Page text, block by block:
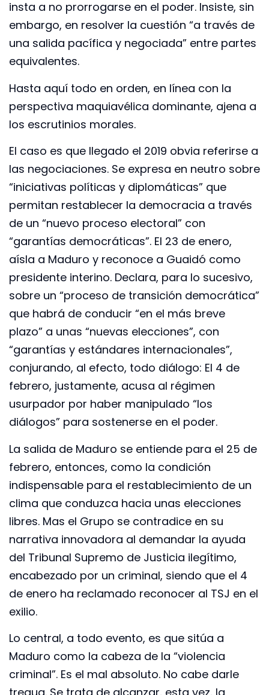
insta a no prorrogarse en el poder. Insiste, sin
embargo, en resolver la cuestión “a través de
una salida pacífica y negociada” entre partes
equivalentes.
Hasta aquí todo en orden, en línea con la
perspectiva maquiavélica dominante, ajena a
los escrutinios morales.
El caso es que llegado el 2019 obvia referirse a
las negociaciones. Se expresa en neutro sobre
“iniciativas políticas y diplomáticas” que
permitan restablecer la democracia a través
de un “nuevo proceso electoral” con
“garantías democráticas”. El 23 de enero,
aísla a Maduro y reconoce a Guaidó como
presidente interino. Declara, para lo sucesivo,
sobre un “proceso de transición democrática”
que habrá de conducir “en el más breve
plazo” a unas “nuevas elecciones”, con
“garantías y estándares internacionales”,
conjurando, al efecto, todo diálogo: El 4 de
febrero, justamente, acusa al régimen
usurpador por haber manipulado “los
diálogos” para sostenerse en el poder.
La salida de Maduro se entiende para el 25 de
febrero, entonces, como la condición
indispensable para el restablecimiento de un
clima que conduzca hacia unas elecciones
libres. Mas el Grupo se contradice en su
narrativa innovadora al demandar la ayuda
del Tribunal Supremo de Justicia ilegítimo,
encabezado por un criminal, siendo que el 4
de enero ha reclamado reconocer al TSJ en el
exilio.
Lo central, a todo evento, es que sitúa a
Maduro como la cabeza de la “violencia
criminal”. Es el mal absoluto. No cabe darle